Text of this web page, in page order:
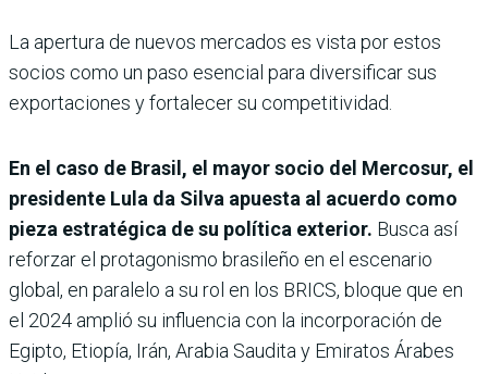
La apertura de nuevos mercados es vista por estos
socios como un paso esencial para diversificar sus
exportaciones y fortalecer su competitividad.
En el caso de Brasil, el mayor socio del Mercosur, el
presidente Lula da Silva apuesta al acuerdo como
pieza estratégica de su política exterior. Busca así
reforzar el protagonismo brasileño en el escenario
global, en paralelo a su rol en los BRICS, bloque que en
el 2024 amplió su influencia con la incorporación de
Egipto, Etiopía, Irán, Arabia Saudita y Emiratos Árabes